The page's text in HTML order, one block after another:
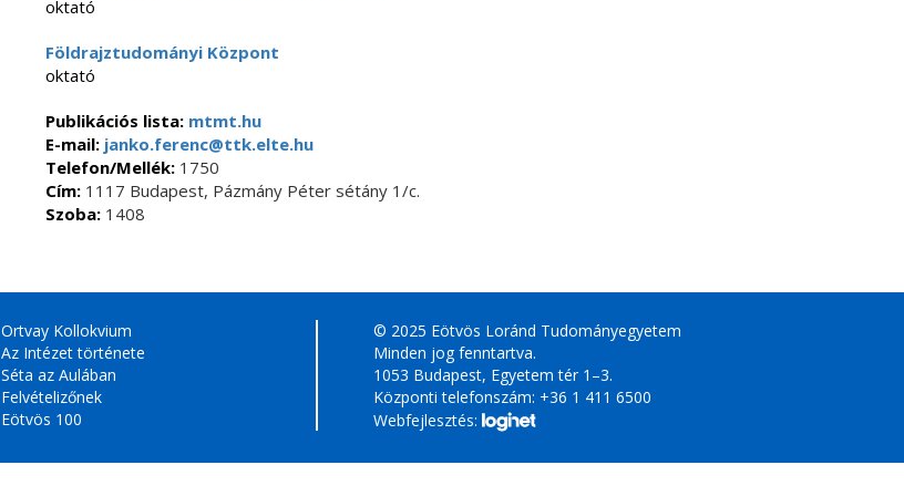
oktató
Földrajztudományi Központ
oktató
Publikációs lista: mtmt.hu
E-mail:janko.ferenc@ttk.elte.hu
Telefon/Mellék:1750
Cím:1117 Budapest, Pázmány Péter sétány 1/c.
Szoba:1408
Ortvay Kollokvium
Az Intézet története
Séta az Aulában
Felvételizőnek
Eötvös 100
© 2025 Eötvös Loránd Tudományegyetem
Minden jog fenntartva.
1053 Budapest, Egyetem tér 1–3.
Központi telefonszám: +36 1 411 6500
Webfejlesztés: